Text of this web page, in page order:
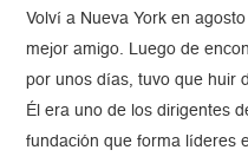
Volví a Nueva York en
mejor amigo. Luego de
por unos días, tuvo que huir
Él era uno de los dirigentes
fundación que forma líderes